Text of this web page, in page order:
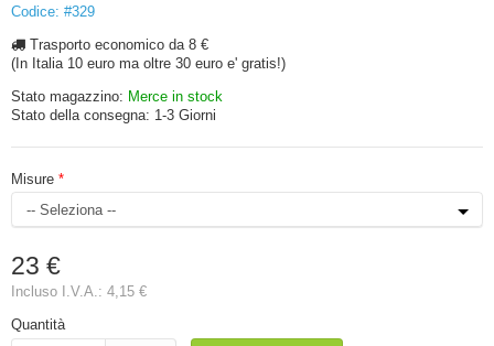
Codice: #329
Trasporto economico da 8 €
(In Italia 10 euro ma oltre 30 euro e' gratis!)
Stato magazzino: Merce in stock
Stato della consegna: 1-3 Giorni
Misure
23 €
Incluso I.V.A.: 4,15 €
Quantità